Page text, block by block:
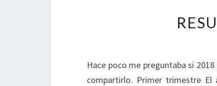
Hace poco me preguntaba si
compartirlo. Primer trimestre El